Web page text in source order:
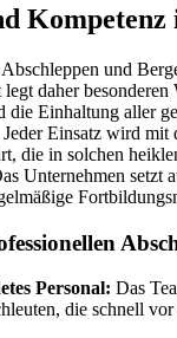
Kompetenz
und
daher
die Einhaltung aller
Jeder Einsatz wird mit
die in solchen
Unternehmen setzt
Personal: Das
die schnell